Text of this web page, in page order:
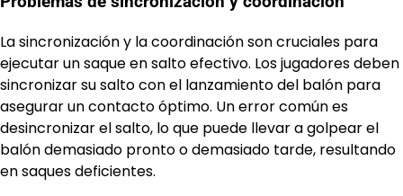
La sincronización y la coordinación son cruciales para
ejecutar un saque en salto efectivo. Los jugadores deben
sincronizar su salto con el lanzamiento del balón para
asegurar un contacto óptimo. Un error común es
desincronizar el salto, lo que puede llevar a golpear el
balón demasiado pronto o demasiado tarde, resultando
en saques deficientes.